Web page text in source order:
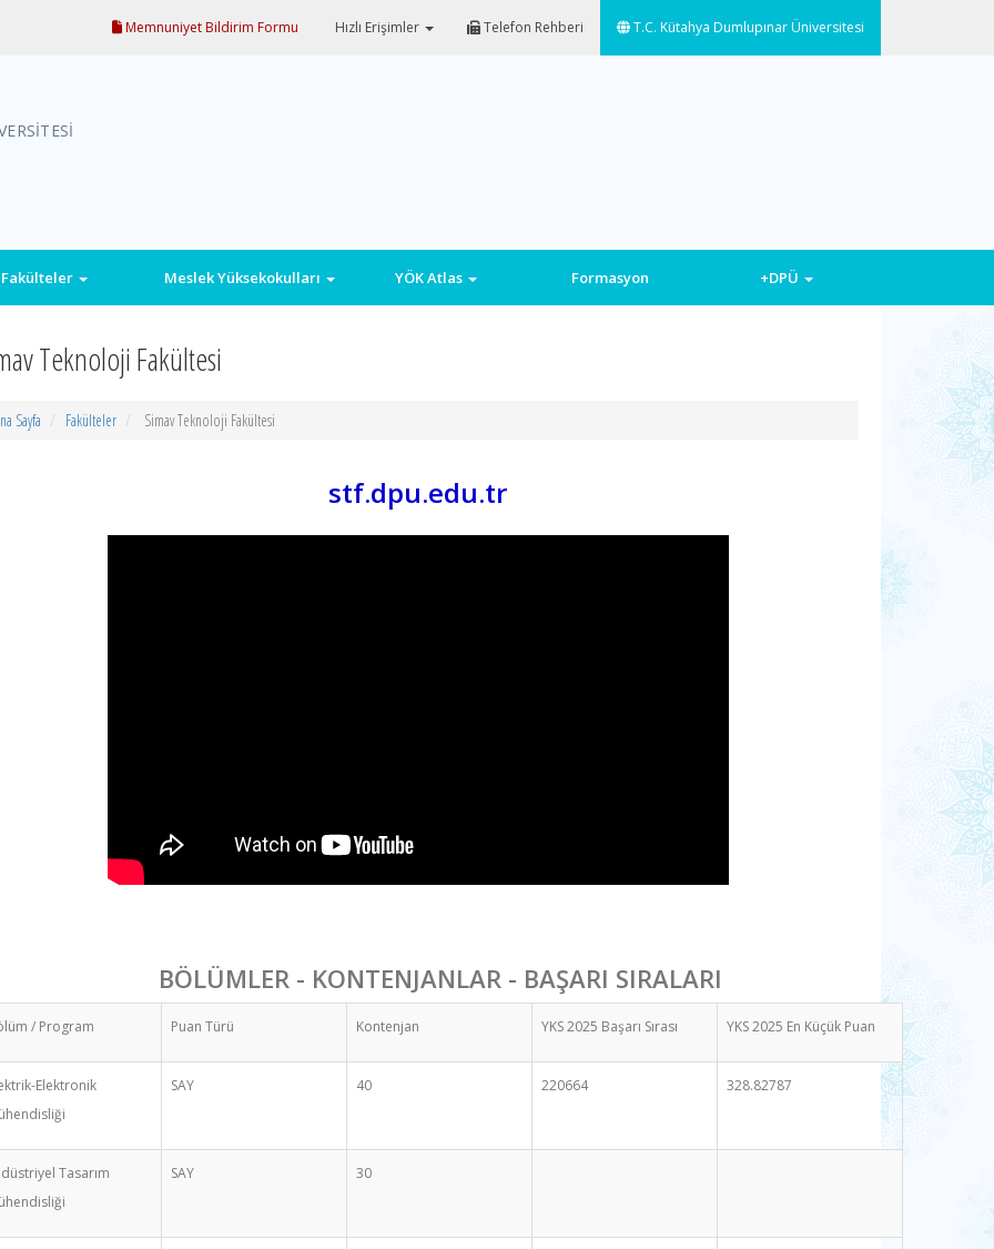
Memnuniyet Bildirim Formu Hızlı Erişimler Telefon Rehberi T.C. Kütahya Dumlupınar Üniversitesi
Fakülteler Meslek Yüksekokulları YÖK Atlas Formasyon +DPÜ
Teknoloji Fakültesi
Sayfa Fakülteler Simav Teknoloji Fakültesi
stf.dpu.edu.tr
BÖLÜMLER - KONTENJANLAR - BAŞARI SIRALARI
/ Program Puan Türü Kontenjan YKS 2025 Başarı Sırası YKS 2025 En Küçük Puan
Elektronik
SAY 40 220664 328.82787
Tasarım
SAY 30